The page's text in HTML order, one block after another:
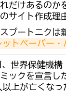
だけあるのか
サイト作成理
プートニクは
ットペーパー・
、世界保健機
ックを宣言し
上が亡くなっ